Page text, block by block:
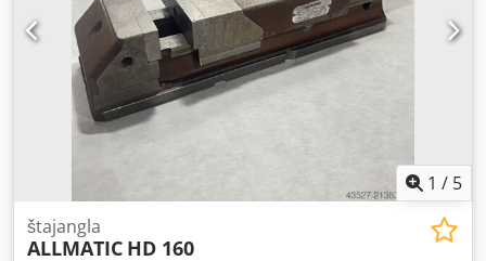
1 / 5
štajangla
ALLMATIC HD 160